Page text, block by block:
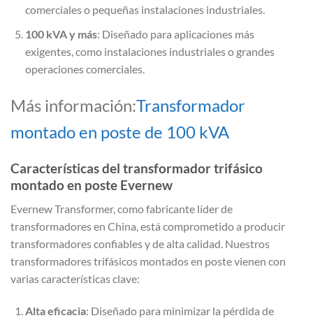
comerciales o pequeñas instalaciones industriales.
100 kVA y más: Diseñado para aplicaciones más
exigentes, como instalaciones industriales o grandes
operaciones comerciales.
Más información:Transformador
montado en poste de 100 kVA
Características del transformador trifásico
montado en poste Evernew
Evernew Transformer, como fabricante líder de
transformadores en China, está comprometido a producir
transformadores confiables y de alta calidad. Nuestros
transformadores trifásicos montados en poste vienen con
varias características clave:
Alta eficacia: Diseñado para minimizar la pérdida de